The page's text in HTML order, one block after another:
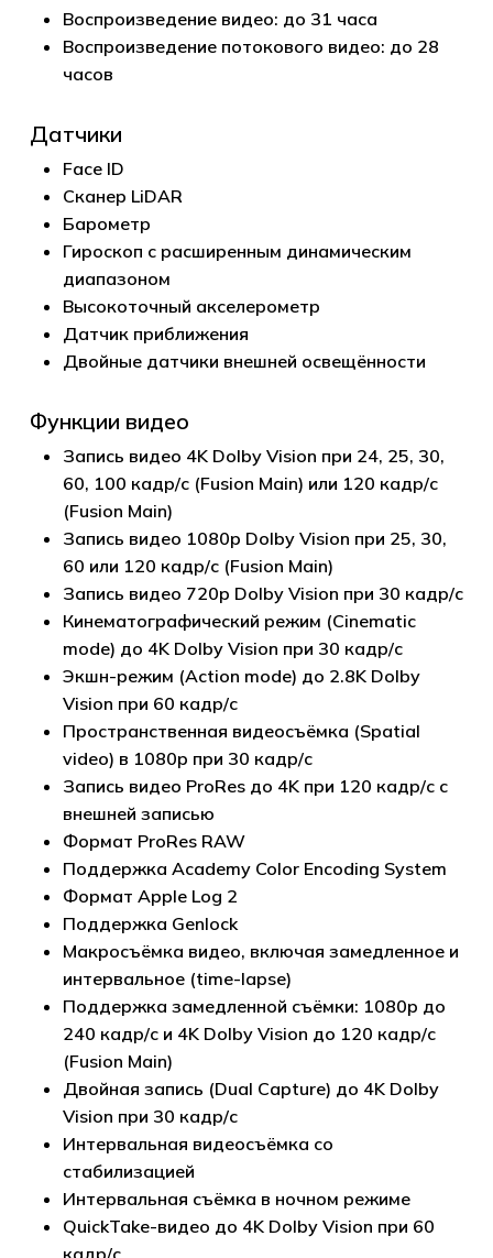
Воспроизведение видео: до 31 часа
Воспроизведение потокового видео: до 28
часов
Датчики
Face ID
Сканер LiDAR
Барометр
Гироскоп с расширенным динамическим
диапазоном
Высокоточный акселерометр
Датчик приближения
Двойные датчики внешней освещённости
Функции видео
Запись видео 4K Dolby Vision при 24, 25, 30,
60, 100 кадр/с (Fusion Main) или 120 кадр/с
(Fusion Main)
Запись видео 1080p Dolby Vision при 25, 30,
60 или 120 кадр/с (Fusion Main)
Запись видео 720p Dolby Vision при 30 кадр/с
Кинематографический режим (Cinematic
mode) до 4K Dolby Vision при 30 кадр/с
Экшн-режим (Action mode) до 2.8K Dolby
Vision при 60 кадр/с
Пространственная видеосъёмка (Spatial
video) в 1080p при 30 кадр/с
Запись видео ProRes до 4K при 120 кадр/с с
внешней записью
Формат ProRes RAW
Поддержка Academy Color Encoding System
Формат Apple Log 2
Поддержка Genlock
Макросъёмка видео, включая замедленное и
интервальное (time-lapse)
Поддержка замедленной съёмки: 1080p до
240 кадр/с и 4K Dolby Vision до 120 кадр/с
(Fusion Main)
Двойная запись (Dual Capture) до 4K Dolby
Vision при 30 кадр/с
Интервальная видеосъёмка со
стабилизацией
Интервальная съёмка в ночном режиме
QuickTake-видео до 4K Dolby Vision при 60